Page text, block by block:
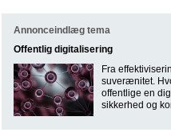
Annonceindlæg tema
Offentlig digitalisering
Fra
suverænitet.
offentlige en
sikkerhed og